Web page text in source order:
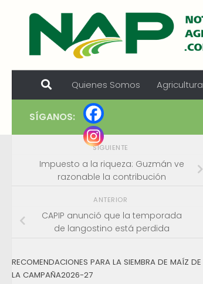
Skip to content
Quienes Somos Agricultura
SÍGANOS:
SIGUIENTE
Impuesto a la riqueza: Guzmán ve
razonable la contribución
ANTERIOR
CAPIP anunció que la temporada
de langostino está perdida
RECOMENDACIONES PARA LA SIEMBRA DE MAÍZ DE
LA CAMPAÑA2026-27